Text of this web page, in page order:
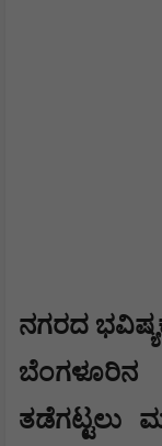
​ನಗರದ
​ಬೆಂಗಳೂರಿನ
ತಡೆಗಟ್ಟಲು